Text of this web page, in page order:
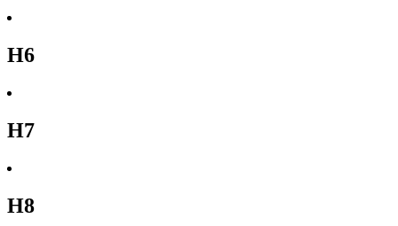
H6
H7
H8